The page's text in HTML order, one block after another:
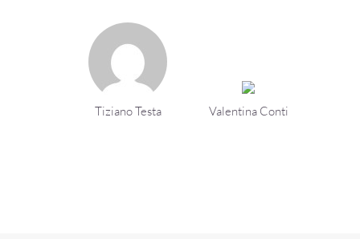
Tiziano Testa Valentina Conti